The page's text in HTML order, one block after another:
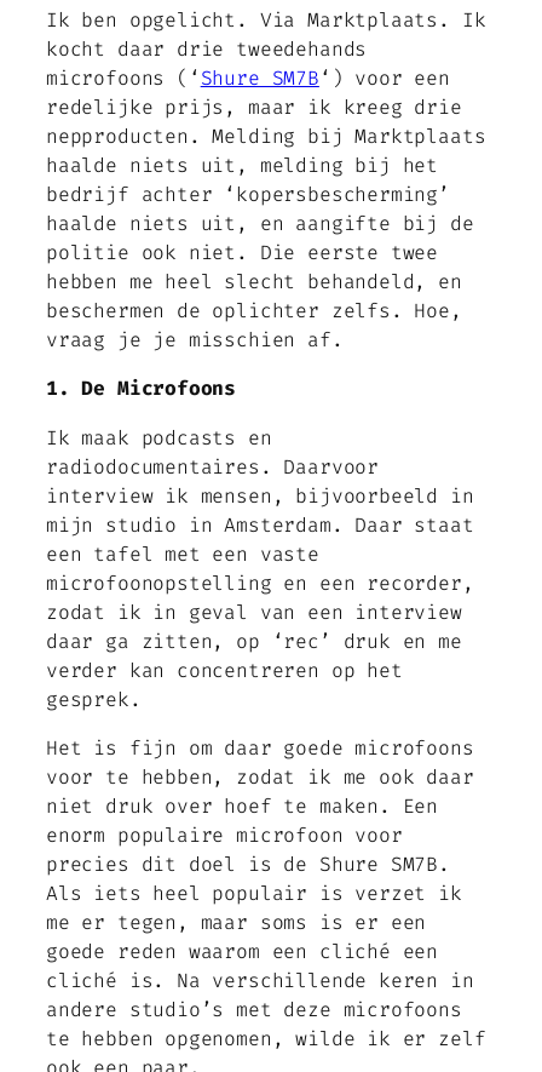
Ik ben opgelicht. Via Marktplaats. Ik
kocht daar drie tweedehands
microfoons (‘ Shure SM7B‘) voor een
redelijke prijs, maar ik kreeg drie
nepproducten. Melding bij Marktplaats
haalde niets uit, melding bij het
bedrijf achter ‘kopersbescherming’
haalde niets uit, en aangifte bij de
politie ook niet. Die eerste twee
hebben me heel slecht behandeld, en
beschermen de oplichter zelfs. Hoe,
vraag je je misschien af.
1. De Microfoons
Ik maak podcasts en
radiodocumentaires. Daarvoor
interview ik mensen, bijvoorbeeld in
mijn studio in Amsterdam. Daar staat
een tafel met een vaste
microfoonopstelling en een recorder,
zodat ik in geval van een interview
daar ga zitten, op ‘rec’ druk en me
verder kan concentreren op het
gesprek.
Het is fijn om daar goede microfoons
voor te hebben, zodat ik me ook daar
niet druk over hoef te maken. Een
enorm populaire microfoon voor
precies dit doel is de Shure SM7B.
Als iets heel populair is verzet ik
me er tegen, maar soms is er een
goede reden waarom een cliché een
cliché is. Na verschillende keren in
andere studio’s met deze microfoons
te hebben opgenomen, wilde ik er zelf